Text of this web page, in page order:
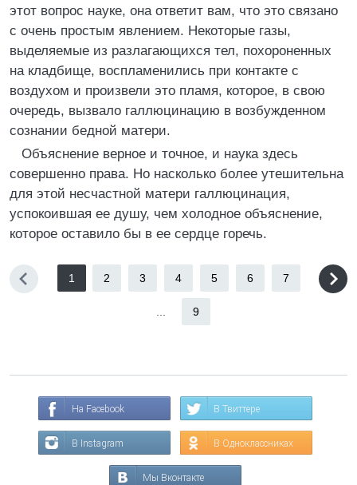
этот вопрос науке, она ответит вам, что это связано
с очень простым явлением. Некоторые газы,
выделяемые из разлагающихся тел, похороненных
на кладбище, воспламенились при контакте с
воздухом и произвели это пламя, которое, в свою
очередь, вызвало галлюцинацию в возбужденном
сознании бедной матери.
Объяснение верное и точное, и наука здесь
совершенно права. Но насколько более утешительна
для этой несчастной матери галлюцинация,
успокоившая ее душу, чем холодное объяснение,
которое оставило бы в ее сердце горечь.
1 2 3 4 5 6 7
9
На Facebook В Твиттере
В Instagram В Одноклассниках
Мы Вконтакте